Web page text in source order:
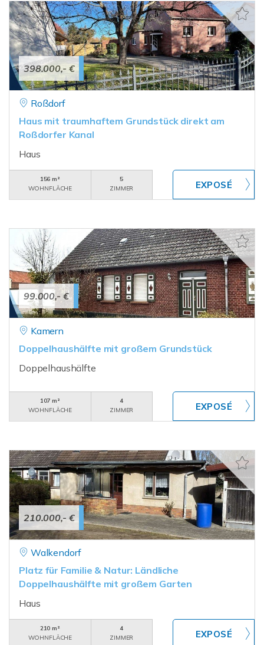
398.000,- €
Roßdorf
Haus mit traumhaftem Grundstück direkt am
Roßdorfer Kanal
Haus
156 m²
WOHNFLÄCHE
5
ZIMMER
99.000,- €
Kamern
Doppelhaushälfte mit großem Grundstück
Doppelhaushälfte
107 m²
WOHNFLÄCHE
4
ZIMMER
210.000,- €
Walkendorf
Platz für Familie & Natur: Ländliche
Doppelhaushälfte mit großem Garten
Haus
210 m²
WOHNFLÄCHE
4
ZIMMER